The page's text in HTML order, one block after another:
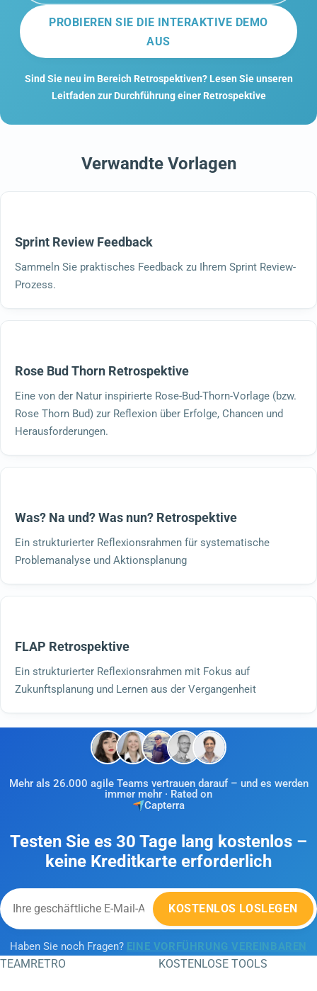
PROBIEREN SIE DIE INTERAKTIVE DEMO
AUS
Sind Sie neu im Bereich Retrospektiven? Lesen Sie unseren
Leitfaden zur Durchführung einer Retrospektive
Verwandte Vorlagen
Sprint Review Feedback
Sammeln Sie praktisches Feedback zu Ihrem Sprint Review-
Prozess.
Rose Bud Thorn Retrospektive
Eine von der Natur inspirierte Rose-Bud-Thorn-Vorlage (bzw.
Rose Thorn Bud) zur Reflexion über Erfolge, Chancen und
Herausforderungen.
Was? Na und? Was nun? Retrospektive
Ein strukturierter Reflexionsrahmen für systematische
Problemanalyse und Aktionsplanung
FLAP Retrospektive
Ein strukturierter Reflexionsrahmen mit Fokus auf
Zukunftsplanung und Lernen aus der Vergangenheit
Mehr als 26.000 agile Teams vertrauen darauf – und es werden
immer mehr · Rated on
Capterra
Testen Sie es 30 Tage lang kostenlos –
keine Kreditkarte erforderlich
KOSTENLOS LOSLEGEN
Haben Sie noch Fragen? EINE VORFÜHRUNG VEREINBAREN
TEAMRETRO KOSTENLOSE TOOLS